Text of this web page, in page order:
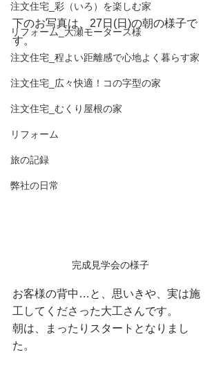
注文住宅_彩（いろ）を楽しむ家
リフォーム_大瀬モータース様
注文住宅_程よい距離感で心地よく暮らす家
注文住宅_広々快適！コの字型の家
注文住宅_むくり屋根の家
リフォーム
旅の記録
弊社の日常
下のお写真は、27日(日)の朝の様子で
す。
完成見学会の様子
お客様の背中…と、思いきや、実は施
工してくださった大工さんです。
朝は、まったりスタートとなりまし
た。